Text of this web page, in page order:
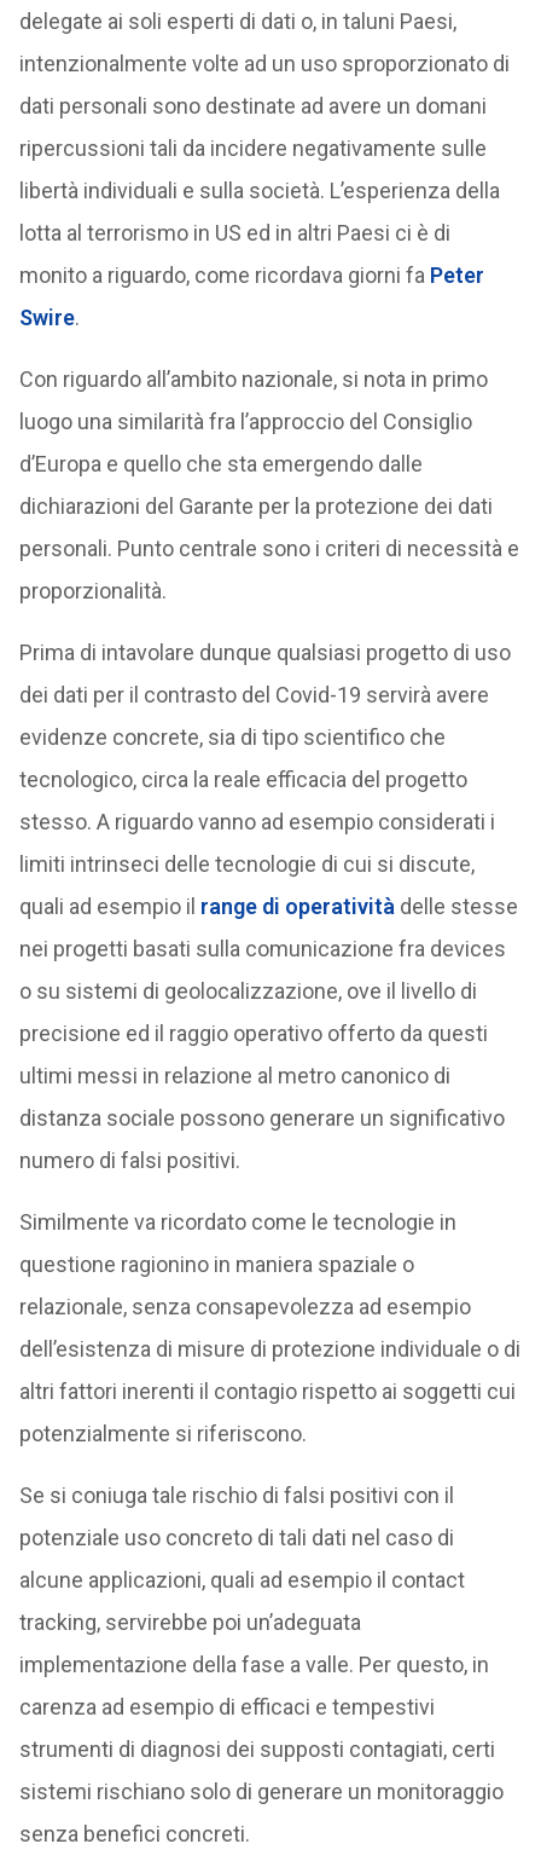
delegate ai soli esperti di dati o, in taluni Paesi,
intenzionalmente volte ad un uso sproporzionato di
dati personali sono destinate ad avere un domani
ripercussioni tali da incidere negativamente sulle
libertà individuali e sulla società. L’esperienza della
lotta al terrorismo in US ed in altri Paesi ci è di
monito a riguardo, come ricordava giorni fa Peter
Swire.
Con riguardo all’ambito nazionale, si nota in primo
luogo una similarità fra l’approccio del Consiglio
d’Europa e quello che sta emergendo dalle
dichiarazioni del Garante per la protezione dei dati
personali. Punto centrale sono i criteri di necessità e
proporzionalità.
Prima di intavolare dunque qualsiasi progetto di uso
dei dati per il contrasto del Covid-19 servirà avere
evidenze concrete, sia di tipo scientifico che
tecnologico, circa la reale efficacia del progetto
stesso. A riguardo vanno ad esempio considerati i
limiti intrinseci delle tecnologie di cui si discute,
quali ad esempio il range di operatività delle stesse
nei progetti basati sulla comunicazione fra devices
o su sistemi di geolocalizzazione, ove il livello di
precisione ed il raggio operativo offerto da questi
ultimi messi in relazione al metro canonico di
distanza sociale possono generare un significativo
numero di falsi positivi.
Similmente va ricordato come le tecnologie in
questione ragionino in maniera spaziale o
relazionale, senza consapevolezza ad esempio
dell’esistenza di misure di protezione individuale o di
altri fattori inerenti il contagio rispetto ai soggetti cui
potenzialmente si riferiscono.
Se si coniuga tale rischio di falsi positivi con il
potenziale uso concreto di tali dati nel caso di
alcune applicazioni, quali ad esempio il contact
tracking, servirebbe poi un’adeguata
implementazione della fase a valle. Per questo, in
carenza ad esempio di efficaci e tempestivi
strumenti di diagnosi dei supposti contagiati, certi
sistemi rischiano solo di generare un monitoraggio
senza benefici concreti.